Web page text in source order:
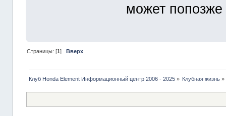
может попозже
Страницы: [1 ] Вверх
Клуб Honda Element Информационный центр 2006 - 2025» Клубная жизнь »